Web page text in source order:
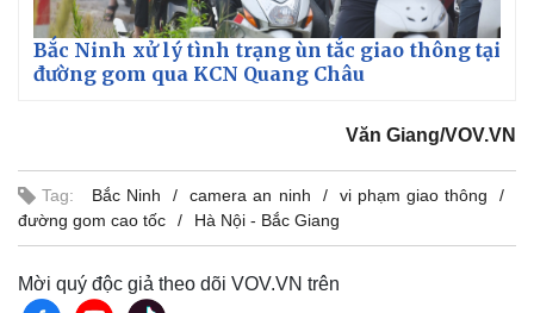
Bắc Ninh xử lý tình trạng ùn tắc giao thông tại
đường gom qua KCN Quang Châu
Văn Giang/VOV.VN
Tag: Bắc Ninh camera an ninh
vi phạm giao thông
đường gom cao tốc
Hà Nội - Bắc Giang
Mời quý độc giả theo dõi VOV.VN trên